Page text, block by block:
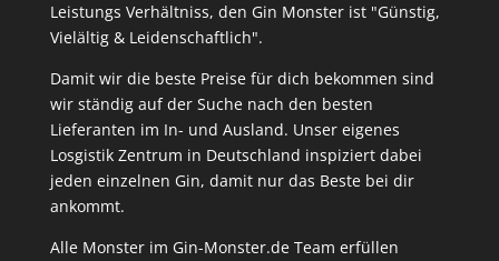
Leistungs Verhältniss, den Gin Monster ist "Günstig,
Vielältig & Leidenschaftlich".
Damit wir die beste Preise für dich bekommen sind
wir ständig auf der Suche nach den besten
Lieferanten im In- und Ausland. Unser eigenes
Losgistik Zentrum in Deutschland inspiziert dabei
jeden einzelnen Gin, damit nur das Beste bei dir
ankommt.
Alle Monster im Gin-Monster.de Team erfüllen